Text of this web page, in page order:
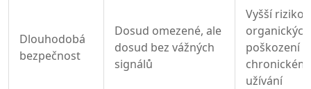
Dlouhodobá
bezpečnost
Dosud omezené, ale
dosud bez vážných
signálů
Vyšší riziko
organických
poškození
chronickém
užívání